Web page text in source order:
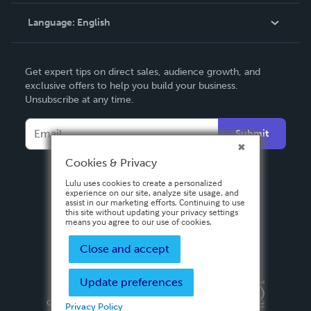
Contact Support
Language: English
Deutsch
Français
Italiano
Español
Get expert tips on direct sales, audience growth, and
exclusive offers to help you build your business.
Unsubscribe at any time.
Submit
Privacy PolicyTerms & Conditions
Copyright ©
2026 Lulu Press, Inc. All rights reserved.
Cookies & Privacy
Lulu uses cookies to create a personalized
experience on our site, analyze site usage, and
assist in our marketing efforts. Continuing to use
this site without updating your privacy settings
means you agree to our use of cookies.
Close and accept
Update preferences
Privacy Policy